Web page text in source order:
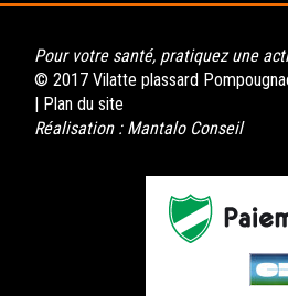
Pour votre santé, pratiquez une
© 2017 Vilatte plassard
Plan du site
Réalisation : Mantalo Conseil